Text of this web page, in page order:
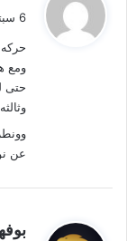
ل
6 سبتمبر، 2012 الساعة 12:14 م
حركه
ومع
حتى
عن